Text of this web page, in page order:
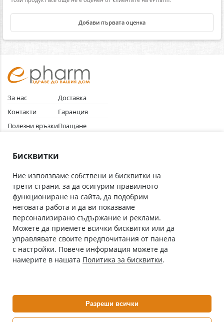
Добави първата оценка
За нас
Контакти
Полезни връзки
Общи условия
Доставка
Гаранция
Плащане
Абонирай се за нашия бюлетин
С абонамента се съгласявам сПолитиката за лични данни.
Онлайн аптека, част от аптеки „Ванчева“
ePharm е лицензирана онлайн аптека от
Изпълнителна Агенция по Лекарствата
Бисквитки
Ние използваме собствени и бисквитки на
трети страни, за да осигурим правилното
функциониране на сайта, да подобрим
неговата работа и да ви показваме
персонализирано съдържание и реклами.
Можете да приемете всички бисквитки или да
управлявате своите предпочитания от панела
с настройки. Повече информация можете да
намерите в нашата Политика за бисквитки.
Разреши всички